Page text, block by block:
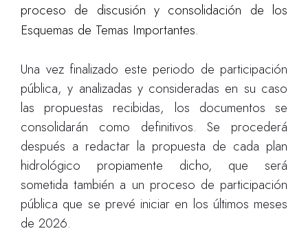
proceso de discusión y consolidación de los
Esquemas de Temas Importantes.
Una vez finalizado este periodo de participación
pública, y analizadas y consideradas en su caso
las propuestas recibidas, los documentos se
consolidarán como definitivos. Se procederá
después a redactar la propuesta de cada plan
hidrológico propiamente dicho, que será
sometida también a un proceso de participación
pública que se prevé iniciar en los últimos meses
de 2026.